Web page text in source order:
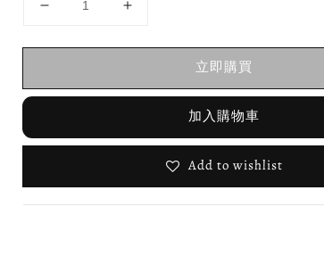
立即購買
加入購物車
Add to wishlist